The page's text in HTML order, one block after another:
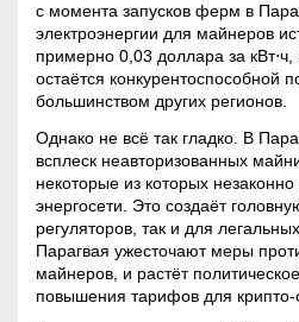
с момента запусков ферм в
электроэнергии для майнеров
примерно 0,03 доллара за
остаётся конкурентоспособной
большинством других регионов
Однако не всё так гладко. В
всплеск неавторизованных
некоторые из которых
энергосети . Это создаёт
регуляторов, так и для
Парагвая ужесточают меры
майнеров, и растёт
повышения тарифов для крипто-